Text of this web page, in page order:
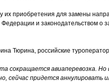
их приобретения для замены
Федерации и законодательством о
Тюрина, российские
сокращается авиаперевозка.
сейчас придется аннулировать